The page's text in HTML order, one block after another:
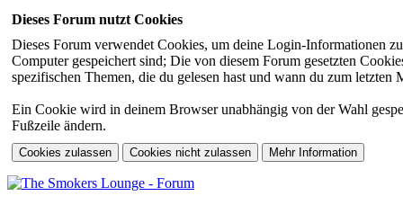
Dieses Forum nutzt Cookies
Dieses Forum verwendet Cookies, um deine Login-Informationen
Computer gespeichert sind; Die von diesem Forum gesetzten
spezifischen Themen, die du gelesen hast und wann du zum letzten
Ein Cookie wird in deinem Browser unabhängig von der Wahl
Fußzeile ändern.